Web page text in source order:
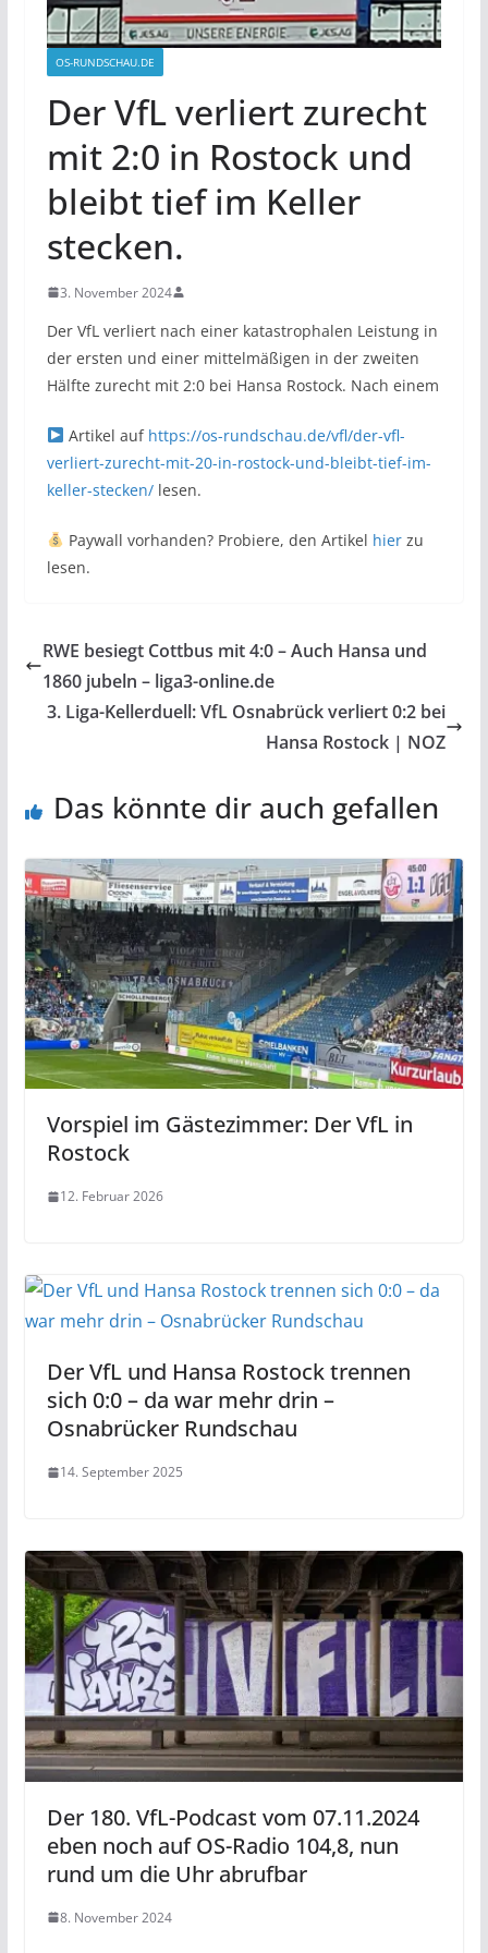
OS-RUNDSCHAU.DE
Der VfL verliert zurecht
mit 2:0 in Rostock und
bleibt tief im Keller
stecken.
3. November 2024
Der VfL verliert nach einer katastrophalen Leistung in
der ersten und einer mittelmäßigen in der zweiten
Hälfte zurecht mit 2:0 bei Hansa Rostock. Nach einem
Artikel auf https://os-rundschau.de/vfl/der-vfl-
verliert-zurecht-mit-20-in-rostock-und-bleibt-tief-im-
keller-stecken/lesen.
Paywall vorhanden? Probiere, den Artikel hierzu
lesen.
RWE besiegt Cottbus mit 4:0 – Auch Hansa und
1860 jubeln – liga3-online.de
3. Liga-Kellerduell: VfL Osnabrück verliert 0:2 bei
Hansa Rostock | NOZ
Das könnte dir auch gefallen
Vorspiel im Gästezimmer: Der VfL in
Rostock
12. Februar 2026
Der VfL und Hansa Rostock trennen
sich 0:0 – da war mehr drin –
Osnabrücker Rundschau
14. September 2025
Der 180. VfL-Podcast vom 07.11.2024
eben noch auf OS-Radio 104,8, nun
rund um die Uhr abrufbar
8. November 2024